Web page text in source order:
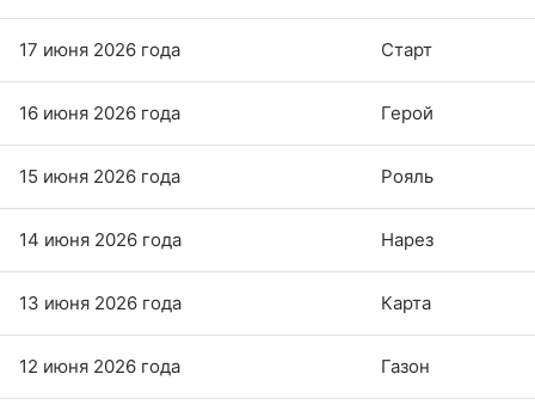
17 июня 2026 года Старт
16 июня 2026 года Герой
15 июня 2026 года Рояль
14 июня 2026 года Нарез
13 июня 2026 года Карта
12 июня 2026 года Газон